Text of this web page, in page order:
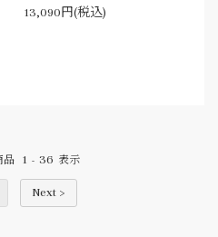
13,090円(税込)
品 1 - 36 表示
Next >